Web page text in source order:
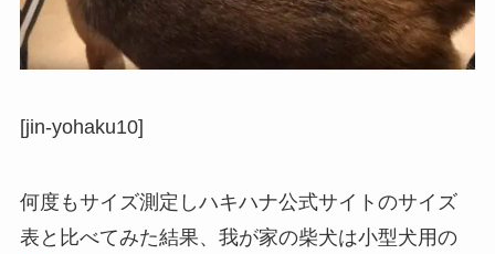
[jin-yohaku10]
何度もサイズ測定しハキハナ公式サイトのサイズ
表と比べてみた結果、我が家の柴犬は小型犬用の